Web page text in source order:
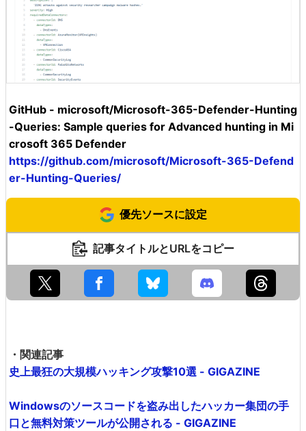
GitHub - microsoft/Microsoft-365-Defender-Hunting
-Queries: Sample queries for Advanced hunting in Mi
crosoft 365 Defender
https://github.com/microsoft/Microsoft-365-Defend
er-Hunting-Queries/
優先ソースに設定
記事タイトルとURLをコピー
・関連記事
史上最狂の大規模ハッキング攻撃10選 - GIGAZINE
Windowsのソースコードを盗み出したハッカー集団の手
口と無料対策ツールが公開される - GIGAZINE